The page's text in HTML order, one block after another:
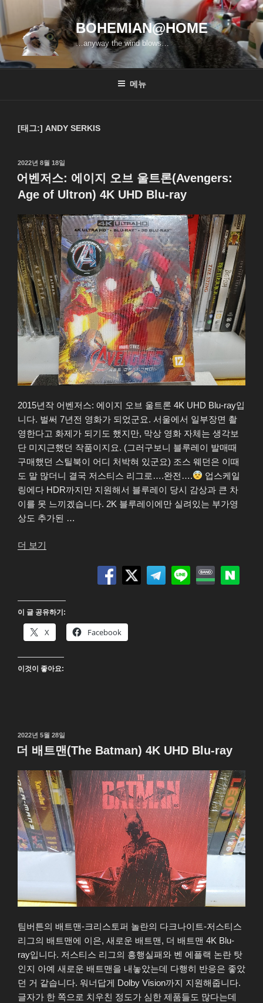
콘
텐
츠
로
바
BOHEMIAN@HOME
…anyway the wind blows…
메뉴
[태그:] ANDY SERKIS
작
성
일
자
2022년 8월 18일
어벤저스: 에이지 오브 울트론(Avengers:
Age of Ultron) 4K UHD Blu-ray
2015년작 어벤저스: 에이지 오브 울트론 4K UHD Blu-ray입
니다. 벌써 7년전 영화가 되었군요. 서울에서 일부장면 촬
영한다고 화제가 되기도 했지만, 막상 영화 자체는 생각보
단 미지근했던 작품이지요. (그러구보니 블루레이 발매때
구매했던 스틸북이 어디 처박혀 있군요) 조스 웨던은 이때
도 말 많더니 결국 저스티스 리그로….완전….
업스케일
링에다 HDR까지만 지원해서 블루레이 당시 감상과 큰 차
이를 못 느끼겠습니다. 2K 블루레이에만 실려있는 부가영
상도 추가된 …
더 보기
에
이
지
오
브
울
of
Ultron)
4K
UHD
Blu-
ray”
이 글 공유하기:
X Facebook
이것이 좋아요:
작
성
일
2022년 5월 28일
더 배트맨(The Batman) 4K UHD Blu-ray
팀버튼의 배트맨-크리스토퍼 놀란의 다크나이트-저스티스
리그의 배트맨에 이은, 새로운 배트맨, 더 배트맨 4K Blu-
ray입니다. 저스티스 리그의 흥행실패와 벤 에플랙 논란 탓
인지 아예 새로운 배트맨을 내놓았는데 다행히 반응은 좋았
던 거 같습니다. 워너답게 Dolby Vision까지 지원해줍니다.
글자가 한 쪽으로 치우친 정도가 심한 제품들도 많다는데